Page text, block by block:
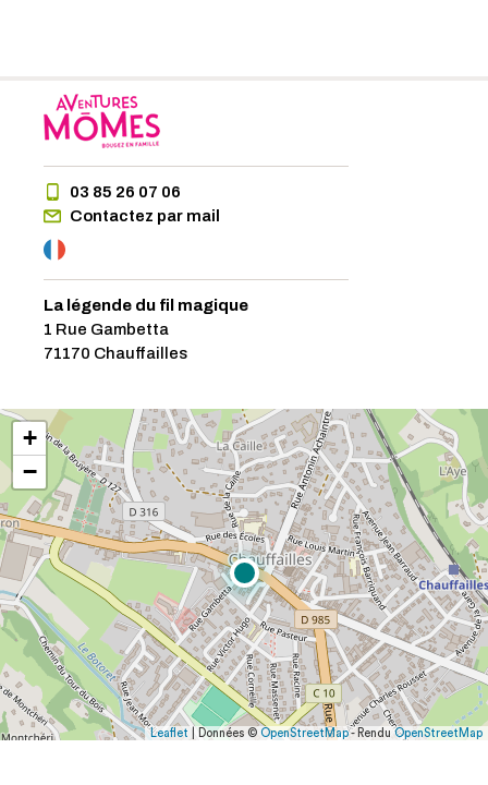
03 85 26 07 06
Contactez par mail
La légende du fil magique
1 Rue Gambetta
71170 Chauffailles
+
−
Leaflet | Données © OpenStreetMap- RenduOpenStreetMap